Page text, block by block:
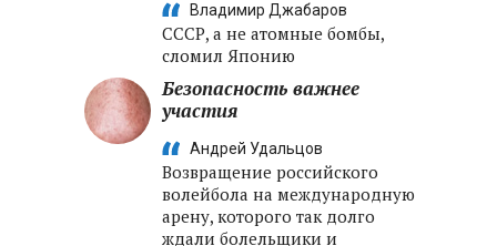
Владимир Джабаров
СССР, а не атомные бомбы,
сломил Японию
Безопасность важнее
участия
Андрей Удальцов
Возвращение российского
волейбола на международную
арену, которого так долго
ждали болельщики и